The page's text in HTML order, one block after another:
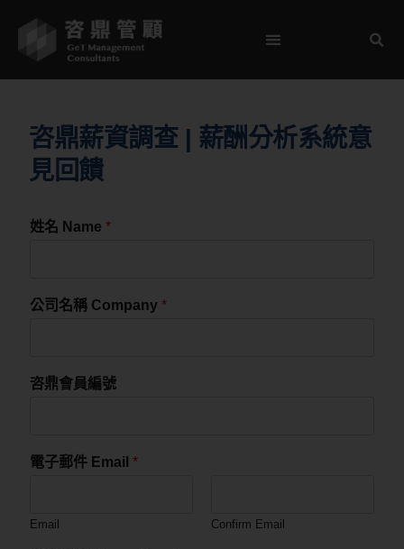
咨鼎薪資調查 | 薪酬分析系統意
見回饋
姓名 Name*
公司名稱 Company*
咨鼎會員編號
電子郵件 Email*
Email Confirm Email